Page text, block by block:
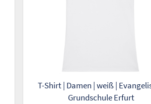
T-Shirt | Damen | weiß | Evangelische
Grundschule Erfurt